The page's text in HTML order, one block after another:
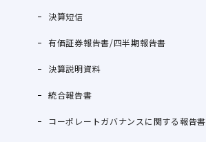
決算短信
有価証券報告書/四半期報告書
決算説明資料
統合報告書
コーポレートガバナンスに関する報告書